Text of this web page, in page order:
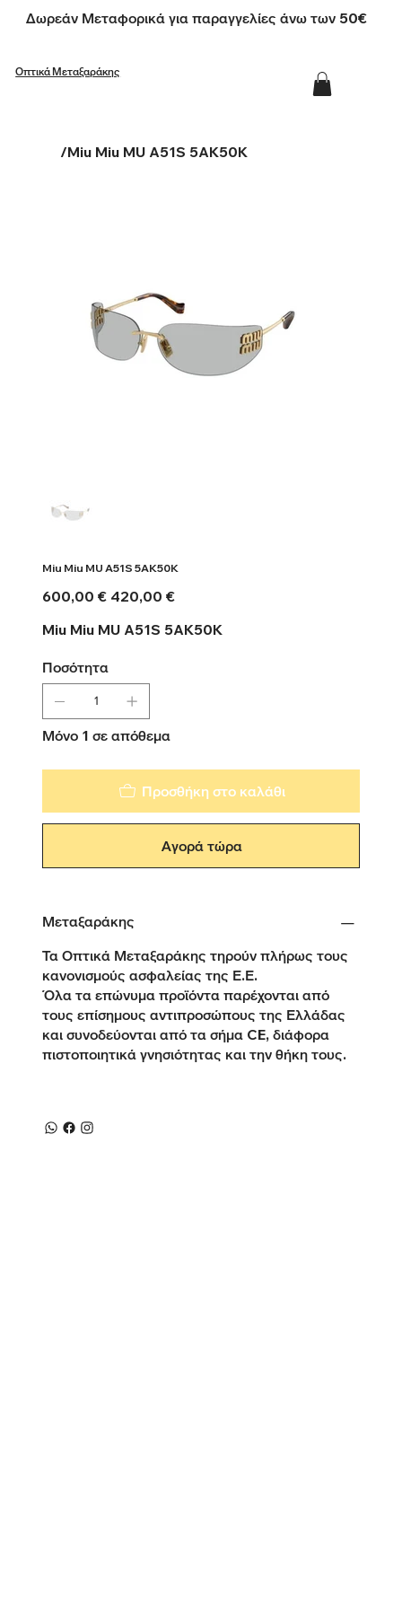
Δωρεάν Μεταφορικά για παραγγελίες άνω των 50€
Οπτικά Μεταξαράκης
/Miu Miu MU A51S 5AK50K
Miu Miu MU A51S 5AK50K
Αρχική
τιμή
600,00 €
Τιμή
έκπτωσης
420,00 €
Miu Miu MU A51S 5AK50K
Ποσότητα
Μόνο 1 σε απόθεμα
Προσθήκη στο καλάθι
Αγορά τώρα
Μεταξαράκης
Τα Οπτικά Μεταξαράκης τηρούν πλήρως τους
κανονισμούς ασφαλείας της Ε.Ε.
Όλα τα επώνυμα προϊόντα παρέχονται από
τους επίσημους αντιπροσώπους της Ελλάδας
και συνοδεύονται από τα σήμα CE, διάφορα
πιστοποιητικά γνησιότητας και την θήκη τους.